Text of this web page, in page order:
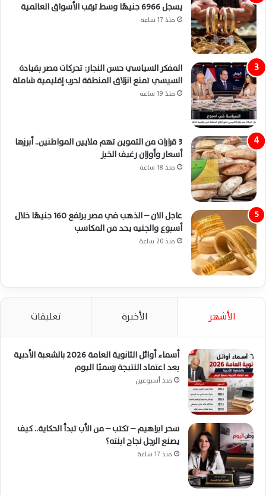
يسجل 6966 جنيهًا وسط ترقب الأسواق العالمية
منذ 17 ساعة
المفكر السياسي حسن النجار: تحركات مصر بقيادة
السيسي تمنع انزلاق المنطقة لحرب إقليمية شاملة
منذ 19 ساعة
3 قرارات من التموين تهم ملايين المواطنين.. أبرزها
أسعار وأوزان رغيف الخبز
منذ 18 ساعة
عاجل الان – الذهب في مصر يرتفع 160 جنيهًا خلال
أسبوع والجنيه يحد من المكاسب
منذ 20 ساعة
الأشهر الأخيرة تعليقات
أسماء أوائل الثانوية العامة 2026 بالشعبة الأدبية
بعد اعتماد النتيجة رسميًا اليوم
منذ أسبوعين
سحر ابراهيم – تكتب – من الأب تبدأ الحكاية.. كيف
يصنع الرجل نجاح ابنته؟
منذ 17 ساعة